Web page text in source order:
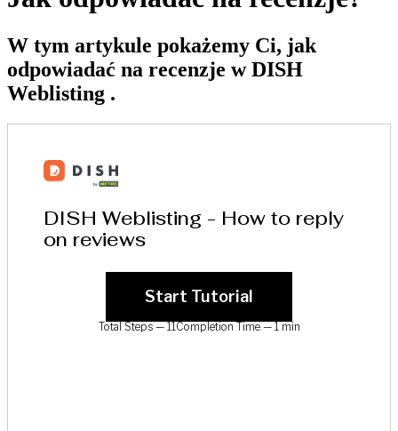
W tym artykule pokażemy Ci, jak
odpowiadać na recenzje w DISH
Weblisting .